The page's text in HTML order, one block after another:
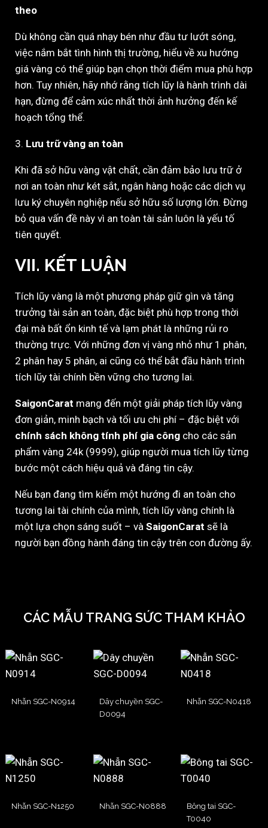
theo
Dù không cần quá nhạy bén như đầu tư lướt sóng,
việc nắm bắt tình hình thị trường, hiểu về xu hướng
giá vàng có thể giúp bạn chọn thời điểm mua phù hợp
hơn. Tuy nhiên, hãy nhớ rằng tích lũy là hành trình dài
hạn, đừng để cảm xúc nhất thời ảnh hưởng đến kế
hoạch tổng thể.
3. Lưu trữ vàng an toàn
Khi đã sở hữu vàng vật chất, cần đảm bảo lưu trữ ở
nơi an toàn như két sắt, ngân hàng hoặc các dịch vụ
lưu ký chuyên nghiệp nếu sở hữu số lượng lớn. Đừng
bỏ qua vấn đề này vì an toàn tài sản luôn là yếu tố
tiên quyết.
VII. KẾT LUẬN
Tích lũy vàng là một phương pháp giữ gìn và tăng
trưởng tài sản an toàn, đặc biệt phù hợp trong thời
đại mà bất ổn kinh tế và lạm phát là những rủi ro
thường trực. Với những đơn vị vàng nhỏ như 1 phân,
2 phân hay 5 phân, ai cũng có thể bắt đầu hành trình
tích lũy tài chính bền vững cho tương lai.
SaigonCarat mang đến một giải pháp tích lũy vàng
đơn giản, minh bạch và tối ưu chi phí – đặc biệt với
chính sách không tính phí gia công cho các sản
phẩm vàng 24k (9999), giúp người mua tích lũy từng
bước một cách hiệu quả và đáng tin cậy.
Nếu bạn đang tìm kiếm một hướng đi an toàn cho
tương lai tài chính của mình, tích lũy vàng chính là
một lựa chọn sáng suốt – và SaigonCarat sẽ là
người bạn đồng hành đáng tin cậy trên con đường ấy.
CÁC MẪU TRANG SỨC THAM KHẢO
Nhẫn SGC-N0914
Dây chuyền SGC-
D0094
Nhẫn SGC-N0418
Nhẫn SGC-N1250 Nhẫn SGC-N0888
Bông tai SGC-
T0040